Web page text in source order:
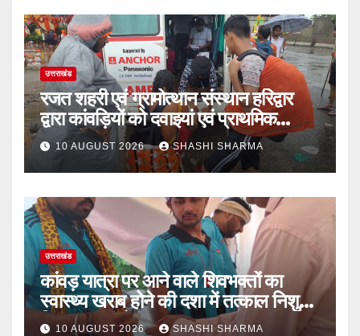
उत्तराखंड
रजत शहरी एवं ग्रामोत्थान संस्थान हरिद्वार
द्वारा कांवड़ियों को दवाइयां एवं प्राथमिक
उपचार उपलब्ध कराया जा रहा
10 AUGUST 2026 SHASHI SHARMA
उत्तराखंड
कांवड़ यात्रा पर आने वाले शिवभक्तों का
स्वास्थ्य खराब होने की दशा में तत्काल निशुल्क
किया जा रहा है उपचार
10 AUGUST 2026 SHASHI SHARMA